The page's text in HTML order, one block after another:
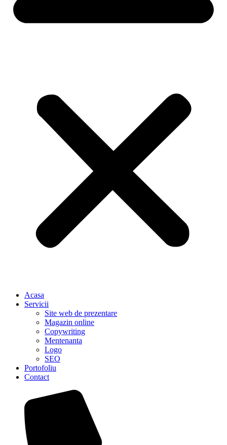
Acasa
Servicii
Site web de prezentare
Magazin online
Copywriting
Mentenanta
Logo
SEO
Portofoliu
Contact